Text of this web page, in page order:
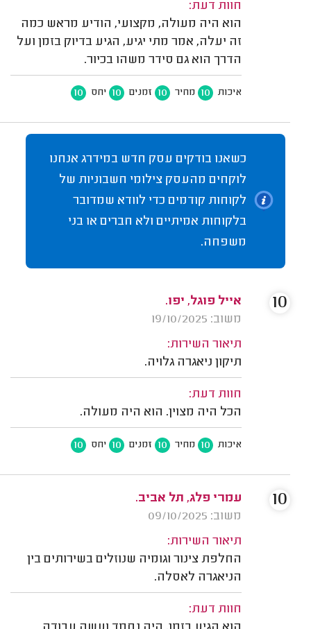
חוות דעת:
הוא היה מעולה, מקצועי, הודיע מראש כמה
זה יעלה, אמר מתי יגיע, הגיע בדיוק בזמן ועל
הדרך הוא גם סידר משהו בכיור.
איכות 10 מחיר 10 זמנים 10 יחס 10
כשאנו בודקים עסק חדש במידרג אנחנו
לוקחים מהעסק צילומי חשבוניות של
לקוחות קודמים כדי לוודא שמדובר
בלקוחות אמיתיים ולא חברים או בני
משפחה.
אייל פוגל, יפו.
משוב: 19/10/2025
תיאור השירות:
תיקון ניאגרה גלויה.
חוות דעת:
הכל היה מצוין. הוא היה מעולה.
איכות 10 מחיר 10 זמנים 10 יחס 10
10
עמרי פלג, תל אביב.
משוב: 09/10/2025
תיאור השירות:
החלפת צינור וגומיה שנוזלים בשירותים בין
הניאגרה לאסלה.
חוות דעת:
10